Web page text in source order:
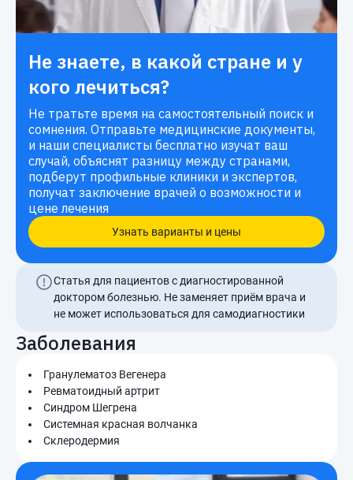
Не знаете, в какой стране и у
кого лечиться?
Не тратьте время на самостоятельный поиск и
сомнения. Отправьте медицинские документы,
и наши специалисты бесплатно изучат ваш
случай, объяснят разницу между странами,
подберут профильные клиники и экспертов,
получат заключение врачей о возможности и
цене лечения
Узнать варианты и цены
Статья для пациентов с диагностированной
доктором болезнью. Не заменяет приём врача и
не может использоваться для самодиагностики
Заболевания
Гранулематоз Вегенера
Ревматоидный артрит
Синдром Шегрена
Системная красная волчанка
Склеродермия